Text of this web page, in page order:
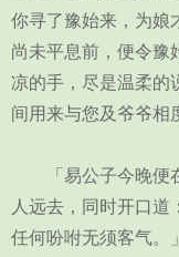
你寻了豫始来，为娘
尚未平息前，便令豫
凉的手，尽是温柔的
间用来与您及爷爷相
「易公子今晚便在
人远去，同时开口
任何吩咐无须客气。